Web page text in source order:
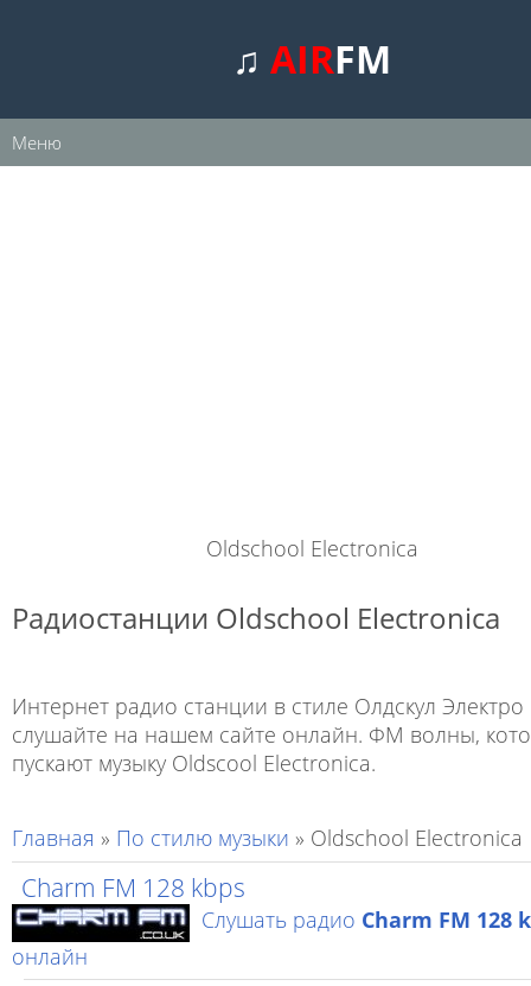
♫AIRFM
Меню
Oldschool Electronica
Радиостанции Oldschool Electronica
Интернет радио станции в стиле Олдскул Электро
слушайте на нашем сайте онлайн. ФМ волны,
пускают музыку Oldscool Electronica.
Главная » По стилю музыки » Oldschool Electronica
Charm FM 128 kbps
Слушать радио Charm FM 128
онлайн